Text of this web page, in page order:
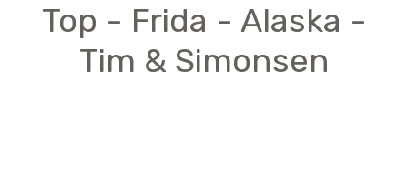
Top - Frida - Alaska -
Tim & Simonsen